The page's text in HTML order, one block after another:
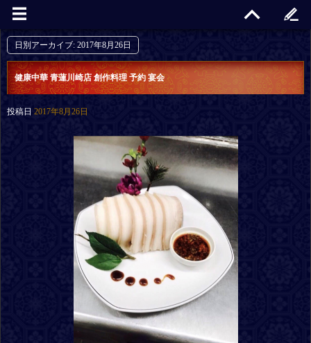
日別アーカイブ: 2017年8月26日
健康中華 青蓮川崎店 創作料理 予約 宴会
投稿日 2017年8月26日